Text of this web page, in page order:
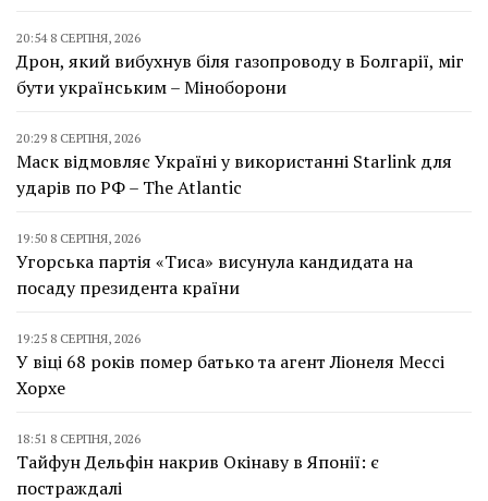
20:54 8 СЕРПНЯ, 2026
Дрон, який вибухнув біля газопроводу в Болгарії, міг
бути українським – Міноборони
20:29 8 СЕРПНЯ, 2026
Маск відмовляє Україні у використанні Starlink для
ударів по РФ – The Atlantic
19:50 8 СЕРПНЯ, 2026
Угорська партія «Тиса» висунула кандидата на
посаду президента країни
19:25 8 СЕРПНЯ, 2026
У віці 68 років помер батько та агент Ліонеля Мессі
Хорхе
18:51 8 СЕРПНЯ, 2026
Тайфун Дельфін накрив Окінаву в Японії: є
постраждалі